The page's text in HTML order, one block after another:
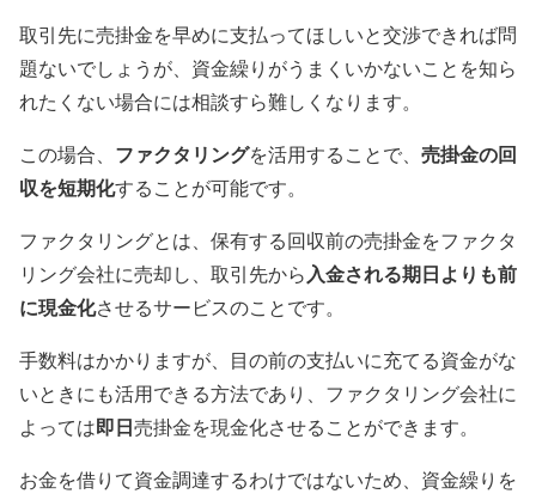
取引先に売掛金を早めに支払ってほしいと交渉できれば問
題ないでしょうが、資金繰りがうまくいかないことを知ら
れたくない場合には相談すら難しくなります。
この場合、 ファクタリングを活用することで、 売掛金の回
収を短期化することが可能です。
ファクタリングとは、保有する回収前の売掛金をファクタ
リング会社に売却し、取引先から入金される期日よりも前
に現金化させるサービスのことです。
手数料はかかりますが、目の前の支払いに充てる資金がな
いときにも活用できる方法であり、ファクタリング会社に
よっては即日売掛金を現金化させることができます。
お金を借りて資金調達するわけではないため、資金繰りを